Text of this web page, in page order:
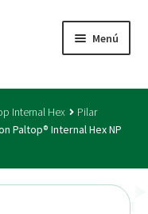
Menú
Internal Hex
Pilar
Paltop® Internal Hex NP